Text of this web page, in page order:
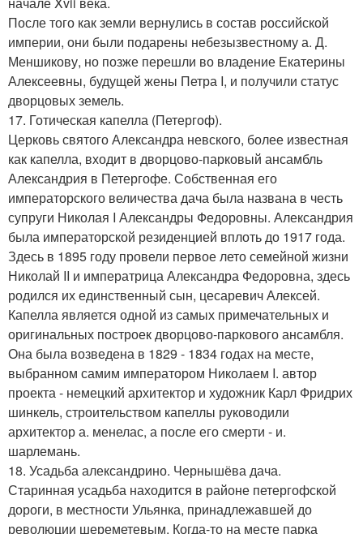
После того как земли вернулись в состав российской
империи, они были подарены небезызвестному а. Д.
Меншикову, но позже перешли во владение Екатерины
Алексеевны, будущей жены Петра I, и получили статус
дворцовых земель.
17. Готическая капелла (Петергоф).
Церковь святого Александра невского, более известная
как капелла, входит в дворцово-парковый ансамбль
Александрия в Петергофе. Собственная его
императорского величества дача была названа в честь
супруги Николая I Александры Федоровны. Александрия
была императорской резиденцией вплоть до 1917 года.
Здесь в 1895 году провели первое лето семейной жизни
Николай II и императрица Александра Федоровна, здесь
родился их единственный сын, цесаревич Алексей.
Капелла является одной из самых примечательных и
оригинальных построек дворцово-паркового ансамбля.
Она была возведена в 1829 - 1834 годах на месте,
выбранном самим императором Николаем I. автор
проекта - немецкий архитектор и художник Карл Фридрих
шинкель, строительством капеллы руководили
архитектор а. менелас, а после его смерти - и.
шарлемань.
18. Усадьба александрино. Чернышёва дача.
Старинная усадьба находится в районе петергофской
дороги, в местности Ульянка, принадлежавшей до
революции шереметевым. Когда-то на месте парка